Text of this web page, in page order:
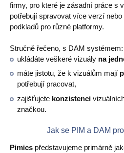
firmy, pro které je zásadní práce s
potřebují spravovat více verzí
podkladů pro různé platformy.
Stručně řečeno, s DAM systémem:
ukládáte veškeré vizuály na
máte jistotu, že k vizuálům mají
potřebují pracovat,
zajišťujete konzistenci
značkou.
Jak se PIM a DAM
Pimics představujeme primárně